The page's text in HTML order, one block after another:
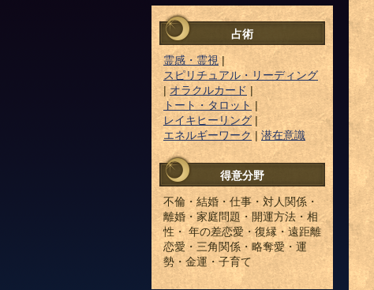
占術
霊感・霊視 |
スピリチュアル・リーディング
| オラクルカード |
トート・タロット |
レイキヒーリング|
エネルギーワーク| 潜在意識
得意分野
不倫・結婚・仕事・対人関係・
離婚・家庭問題・開運方法・相
性・ 年の差恋愛・復縁・遠距離
恋愛・三角関係・略奪愛・運
勢・金運・子育て